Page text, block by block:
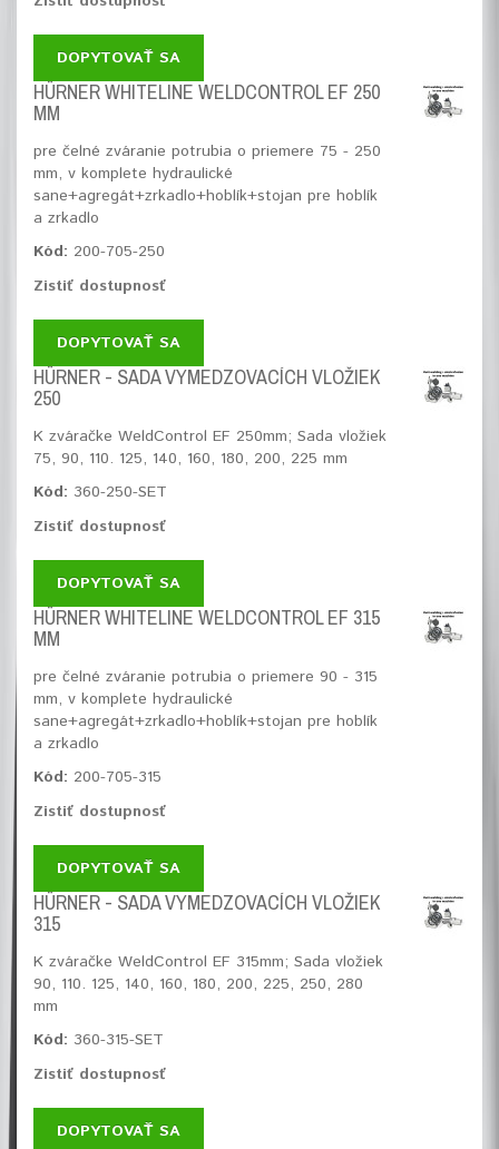
DOPYTOVAŤ SA
HÜRNER WHITELINE WELDCONTROL EF 250
MM
pre čelné zváranie potrubia o priemere 75 - 250
mm, v komplete hydraulické
sane+agregát+zrkadlo+hoblík+stojan pre hoblík
a zrkadlo
Kód: 200-705-250
Zistiť dostupnosť
DOPYTOVAŤ SA
HÜRNER - SADA VYMEDZOVACÍCH VLOŽIEK
250
K zváračke WeldControl EF 250mm; Sada vložiek
75, 90, 110. 125, 140, 160, 180, 200, 225 mm
Kód: 360-250-SET
Zistiť dostupnosť
DOPYTOVAŤ SA
HÜRNER WHITELINE WELDCONTROL EF 315
MM
pre čelné zváranie potrubia o priemere 90 - 315
mm, v komplete hydraulické
sane+agregát+zrkadlo+hoblík+stojan pre hoblík
a zrkadlo
Kód: 200-705-315
Zistiť dostupnosť
DOPYTOVAŤ SA
HÜRNER - SADA VYMEDZOVACÍCH VLOŽIEK
315
K zváračke WeldControl EF 315mm; Sada vložiek
90, 110. 125, 140, 160, 180, 200, 225, 250, 280
mm
Kód: 360-315-SET
Zistiť dostupnosť
DOPYTOVAŤ SA